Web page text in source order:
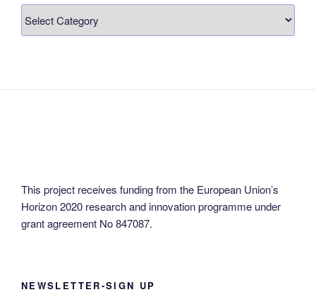
in
This project receives funding from the European Union’s
Horizon 2020 research and innovation programme under
grant agreement No 847087.
NEWSLETTER-SIGN UP